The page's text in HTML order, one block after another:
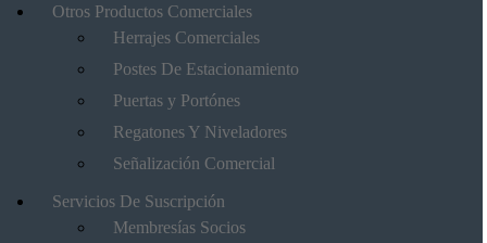
Otros Productos Comerciales
Herrajes Comerciales
Postes De Estacionamiento
Puertas y Portónes
Regatones Y Niveladores
Señalización Comercial
Servicios De Suscripción
Membresías Socios